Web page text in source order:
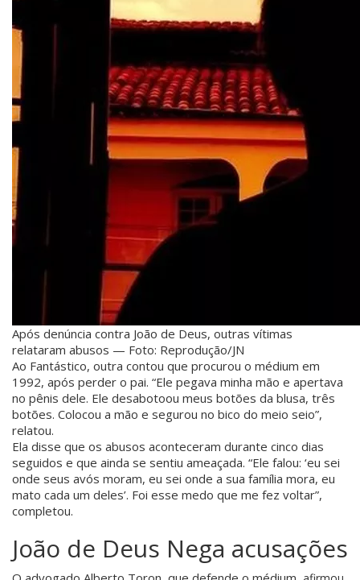
Após denúncia contra João de Deus, outras vítimas
relataram abusos — Foto: Reprodução/JN
Ao Fantástico, outra contou que procurou o médium em
1992, após perder o pai. “Ele pegava minha mão e apertava
no pênis dele. Ele desabotoou meus botões da blusa, três
botões. Colocou a mão e segurou no bico do meio seio”,
relatou.
Ela disse que os abusos aconteceram durante cinco dias
seguidos e que ainda se sentiu ameaçada. “Ele falou: ‘eu sei
onde seus avós moram, eu sei onde a sua família mora, eu
mato cada um deles’. Foi esse medo que me fez voltar”,
completou.
João de Deus Nega acusações